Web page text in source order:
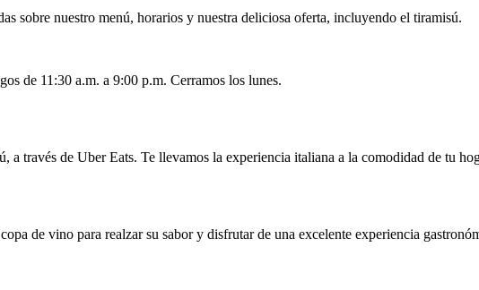
sobre nuestro menú, horarios y nuestra deliciosa oferta, incluyendo el tiramisú.
de 11:30 a.m. a 9:00 p.m. Cerramos los lunes.
través de Uber Eats. Te llevamos la experiencia italiana a la comodidad de tu
de vino para realzar su sabor y disfrutar de una excelente experiencia